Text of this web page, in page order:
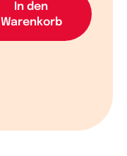
In den
Warenkorb